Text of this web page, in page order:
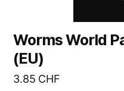
Worms World
(EU)
3.85 CHF